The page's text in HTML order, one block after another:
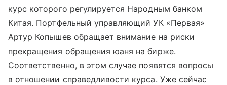
курс которого регулируется Народным банком
Китая. Портфельный управляющий УК «Первая»
Артур Копышев обращает внимание на риски
прекращения обращения юаня на бирже.
Соответственно, в этом случае появятся вопросы
в отношении справедливости курса. Уже сейчас